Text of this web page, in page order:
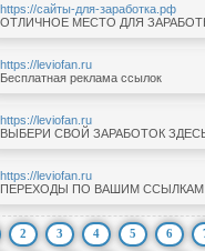
https://сайты-для-заработка.рф
ОТЛИЧНОЕ МЕСТО ДЛЯ
https://leviofan.ru
Бесплатная реклама ссылок
https://leviofan.ru
ВЫБЕРИ СВОЙ ЗАРАБОТОК
https://leviofan.ru
ПЕРЕХОДЫ ПО ВАШИМ ССЫЛКАМ
2 3 4 5 6